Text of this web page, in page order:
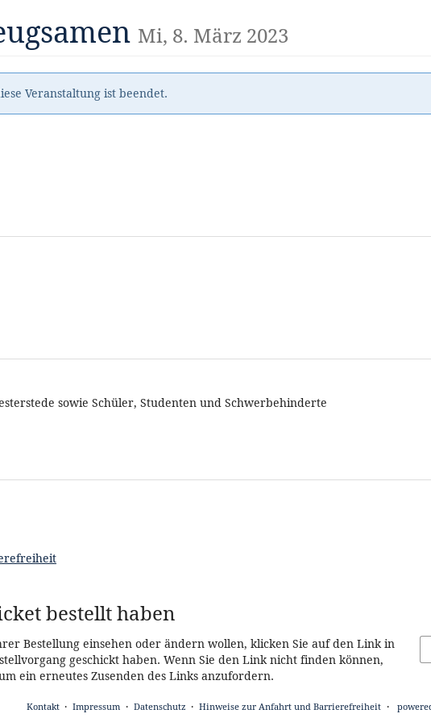
Mi, 8. März 2023
Veranstaltung ist beendet.
sowie Schüler, Studenten und Schwerbehinderte
bestellt haben
Bestellung einsehen oder ändern wollen, klicken Sie auf den Link in
geschickt haben. Wenn Sie den Link nicht finden können,
ein erneutes Zusenden des Links anzufordern.
Kontakt Impressum Datenschutz Hinweise zur Anfahrt und Barrierefreiheit